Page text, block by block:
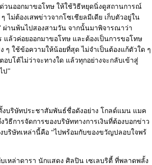
วนออกมาขอโทษ ให้ใช้วิธีหยุดนิ่งดูสถานการณ์
ไม่ต้องเสพข่าวจากโซเชียลมีเดีย เก็บตัวอยู่ใน
ผ่านพ้นไปสองสามวัน จากนั้นมาพิจารณาว่า
แล้วค่อยออกมาขอโทษ และต้องเป็นการขอโทษ
ง ๆ ใช้ข้อความให้น้อยที่สุด ไม่จำเป็นต้องแก้ตัวใด ๆ
อบโต้ไม่ว่าจะทางใด แล้วทุกอย่างจะกลับเข้าสู่
ป”
งบริษัทประชาสัมพันธ์ชื่อดังอย่าง โกลด์แมน แมค
วิธีการจัดการของบริษัททางการเงินที่ต้องบอกข่าว
บริษัทเหล่านี้คือ “ไปพร้อมกับของขวัญปลอบใจพร้
เหล่าดารา นักแสดง ศิลปิน เซเลบริตี้ ที่พลาดพลั้ง